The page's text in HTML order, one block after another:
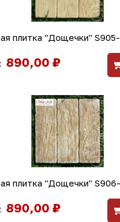
плитка "Дощечки"
890,00 ₽
плитка "Дощечки"
890,00 ₽